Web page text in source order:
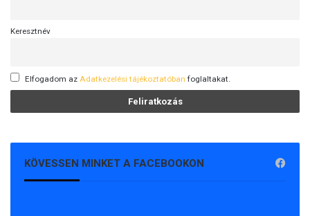
Keresztnév
Elfogadom az Adatkezelési tájékoztatóban foglaltakat.
KÖVESSEN MINKET A FACEBOOKON